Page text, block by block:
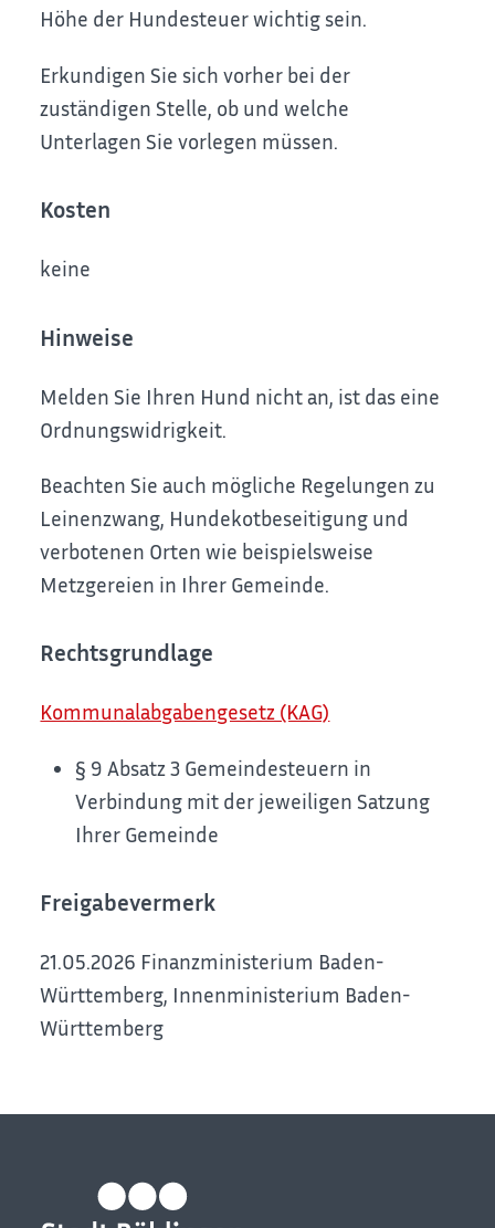
Höhe der Hundesteuer wichtig sein.
Erkundigen Sie sich vorher bei der
zuständigen Stelle, ob und welche
Unterlagen Sie vorlegen müssen.
Kosten
keine
Hinweise
Melden Sie Ihren Hund nicht an, ist das eine
Ordnungswidrigkeit.
Beachten Sie auch mögliche Regelungen zu
Leinenzwang, Hundekotbeseitigung und
verbotenen Orten wie beispielsweise
Metzgereien in Ihrer Gemeinde.
Rechtsgrundlage
Kommunalabgabengesetz (KAG)
§ 9 Absatz 3 Gemeindesteuern in
Verbindung mit der jeweiligen Satzung
Ihrer Gemeinde
Freigabevermerk
21.05.2026 Finanzministerium Baden-
Württemberg, Innenministerium Baden-
Württemberg